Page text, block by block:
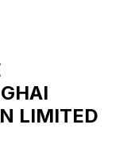
LIMITED